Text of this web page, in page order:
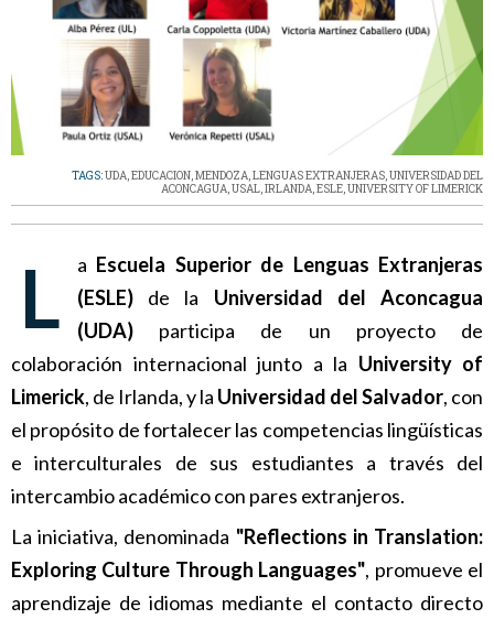
TAGS:UDA,EDUCACION,MENDOZA,LENGUAS EXTRANJERAS,UNIVERSIDAD DEL
ACONCAGUA,USAL,IRLANDA,ESLE,UNIVERSITY OF LIMERICK
La Escuela Superior de Lenguas Extranjeras
(ESLE) de la Universidad del Aconcagua
(UDA) participa de un proyecto de
colaboración internacional junto a la University of
Limerick, de Irlanda, y la Universidad del Salvador, con
el propósito de fortalecer las competencias lingüísticas
e interculturales de sus estudiantes a través del
intercambio académico con pares extranjeros.
La iniciativa, denominada "Reflections in Translation:
Exploring Culture Through Languages", promueve el
aprendizaje de idiomas mediante el contacto directo